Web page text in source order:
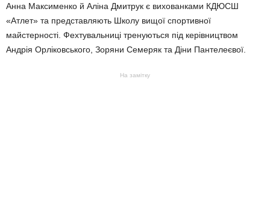
Анна Максименко й Аліна Дмитрук є вихованками КДЮСШ
«Атлет» та представляють Школу вищої спортивної
майстерності. Фехтувальниці тренуються під керівництвом
Андрія Орліковського, Зоряни Семеряк та Діни Пантелеєвої.
На замітку